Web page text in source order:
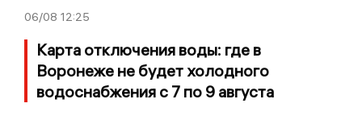
06/08 12:25
Карта отключения воды: где в
Воронеже не будет холодного
водоснабжения с 7 по 9 августа